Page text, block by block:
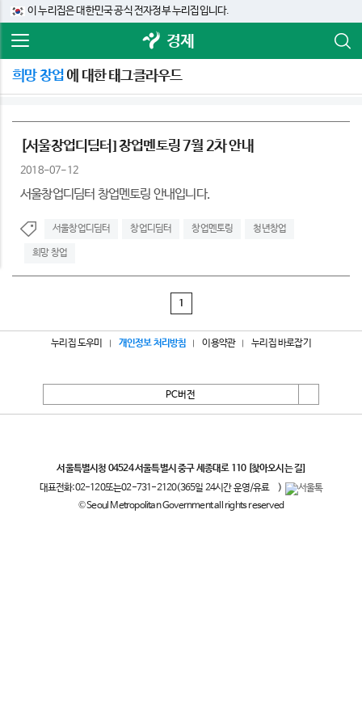
이 누리집은 대한민국 공식 전자정부 누리집입니다.
경제
희망 창업 에 대한 태그클라우드
[서울창업디딤터] 창업멘토링 7월 2차 안내
2018-07-12
서울창업디딤터 창업멘토링 안내입니다.
서울창업디딤터 창업디딤터 창업멘토링 청년창업
희망 창업
1
누리집 도우미 개인정보 처리방침 이용약관 누리집 바로잡기
PC버전
서울특별시청 04524 서울특별시 중구 세종대로 110 [찾아오시는 길]
대표전화:02-120또는02-731-2120(365일 24시간 운영/유료
)
© Seoul Metropolitan Government all rights reserved